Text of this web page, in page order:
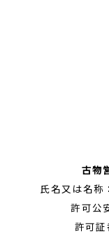
古物
氏名又は名
許可公
許可